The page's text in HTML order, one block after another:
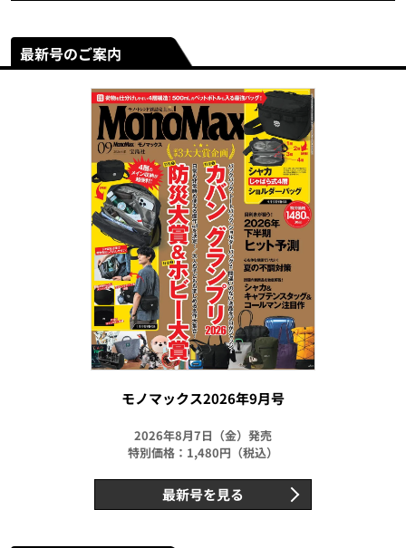
最新号のご案内
モノマックス2026年9月号
2026年8月7日（金）発売
特別価格：1,480円（税込）
最新号を見る